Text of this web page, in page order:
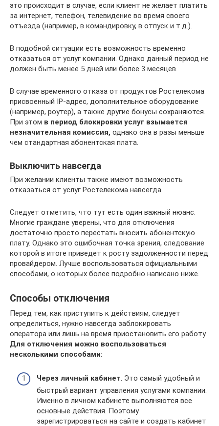
это происходит в случае, если клиент не желает платить
за интернет, телефон, телевидение во время своего
отъезда (например, в командировку, в отпуск и т.д.).
В подобной ситуации есть возможность временно
отказаться от услуг компании. Однако данный период не
должен быть менее 5 дней или более 3 месяцев.
В случае временного отказа от продуктов Ростелекома
присвоенный IP-адрес, дополнительное оборудование
(например, роутер), а также другие бонусы сохраняются.
При этом в период блокировки услуг взымается
незначительная комиссия, однако она в разы меньше
чем стандартная абонентская плата.
Выключить навсегда
При желании клиенты также имеют возможность
отказаться от услуг Ростелекома навсегда.
Следует отметить, что тут есть один важный нюанс.
Многие граждане уверены, что для отключения
достаточно просто перестать вносить абонентскую
плату. Однако это ошибочная точка зрения, следование
которой в итоге приведет к росту задолженности перед
провайдером. Лучше воспользоваться официальными
способами, о которых более подробно написано ниже.
Способы отключения
Перед тем, как приступить к действиям, следует
определиться, нужно навсегда заблокировать
оператора или лишь на время приостановить его работу.
Для отключения можно воспользоваться
несколькими способами:
Через личный кабинет . Это самый удобный и
быстрый вариант управления услугами компании.
Именно в личном кабинете выполняются все
основные действия. Поэтому
зарегистрироваться на сайте и создать кабинет